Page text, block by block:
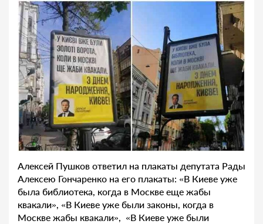
Алексей Пушков ответил на плакаты депутата Рады
Алексею Гончаренко на его плакаты: «В Киеве уже
была библиотека, когда в Москве еще жабы
квакали», «В Киеве уже были законы, когда в
Москве жабы квакали», «В Киеве уже были